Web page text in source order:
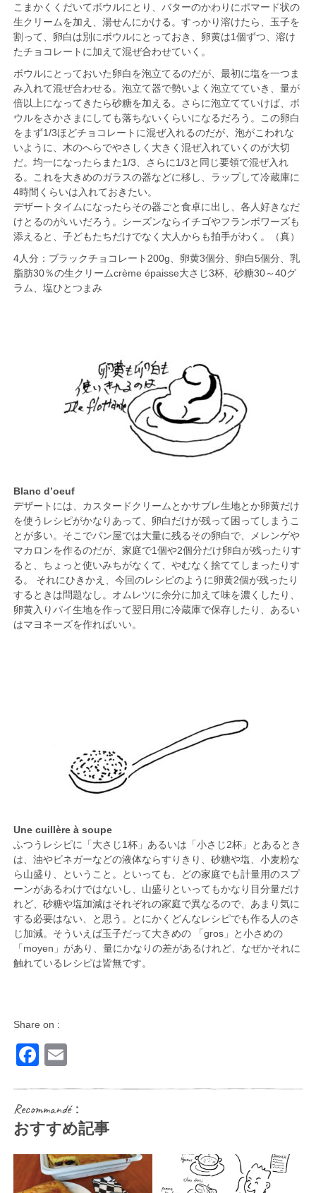
こまかくくだいてボウルにとり、バターのかわりにポマード状の
生クリームを加え、湯せんにかける。すっかり溶けたら、玉子を
割って、卵白は別にボウルにとっておき、卵黄は1個ずつ、溶け
たチョコレートに加えて混ぜ合わせていく。
ボウルにとっておいた卵白を泡立てるのだが、最初に塩を一つま
み入れて混ぜ合わせる。泡立て器で勢いよく泡立てていき、量が
倍以上になってきたら砂糖を加える。さらに泡立てていけば、ボ
ウルをさかさまにしても落ちないくらいになるだろう。この卵白
をまず1/3ほどチョコレートに混ぜ入れるのだが、泡がこわれな
いように、木のへらでやさしく大きく混ぜ入れていくのが大切
だ。均一になったらまた1/3、さらに1/3と同じ要領で混ぜ入れ
る。これを大きめのガラスの器などに移し、ラップして冷蔵庫に
4時間くらいは入れておきたい。
デザートタイムになったらその器ごと食卓に出し、各人好きなだ
けとるのがいいだろう。シーズンならイチゴやフランボワーズも
添えると、子どもたちだけでなく大人からも拍手がわく。（真）
4人分：ブラックチョコレート200g、卵黄3個分、卵白5個分、乳
脂肪30％の生クリームcrème épaisse大さじ3杯、砂糖30～40グ
ラム、塩ひとつまみ
Blanc d’oeuf
デザートには、カスタードクリームとかサブレ生地とか卵黄だけ
を使うレシピがかなりあって、卵白だけが残って困ってしまうこ
とが多い。そこでパン屋では大量に残るその卵白で、メレンゲや
マカロンを作るのだが、家庭で1個や2個分だけ卵白が残ったりす
ると、ちょっと使いみちがなくて、やむなく捨ててしまったりす
る。 それにひきかえ、今回のレシピのように卵黄2個が残ったり
するときは問題なし。オムレツに余分に加えて味を濃くしたり、
卵黄入りパイ生地を作って翌日用に冷蔵庫で保存したり、あるい
はマヨネーズを作ればいい。
Une cuillère à soupe
ふつうレシピに「大さじ1杯」あるいは「小さじ2杯」とあるとき
は、油やビネガーなどの液体ならすりきり、砂糖や塩、小麦粉な
ら山盛り、ということ。といっても、どの家庭でも計量用のスプ
ーンがあるわけではないし、山盛りといってもかなり目分量だけ
れど、砂糖や塩加減はそれぞれの家庭で異なるので、あまり気に
する必要はない、と思う。とにかくどんなレシピでも作る人のさ
じ加減。そういえば玉子だって大きめの 「gros」と小さめの
「moyen」があり、量にかなりの差があるけれど、なぜかそれに
触れているレシピは皆無です。
Share on :
Facebook
Recommandé：
おすすめ記事